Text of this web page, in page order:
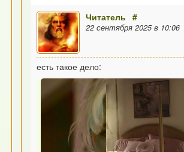
Читатель #
22 сентября 2025 в 10:06
есть такое дело: